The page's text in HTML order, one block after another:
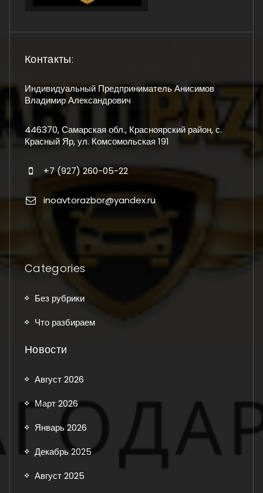
Контакты:
Индивидуальный Предприниматель Анисимов
Владимир Александрович
446370, Самарская обл., Красноярский район, с.
Красный Яр, ул. Комсомольская 191
+7 (927) 260-05-22
inoavtorazbor@yandex.ru
Categories
Без рубрики
Что разбираем
Новости
Август 2026
Март 2026
Январь 2026
Декабрь 2025
Август 2025